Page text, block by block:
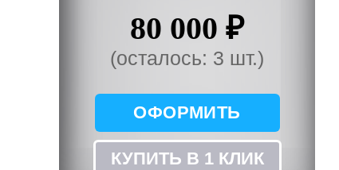
80 000 ₽
(осталось: 3 шт.)
ОФОРМИТЬ
ЗАКАЗ
КУПИТЬ В 1 КЛИК